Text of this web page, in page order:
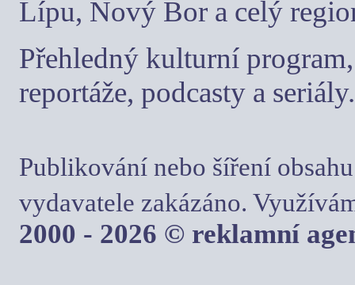
Lípu, Nový Bor a celý
Přehledný kulturní
reportáže, podcasty a seriály.
Publikování nebo šíření
vydavatele zakázáno.
2000 - 2026 © reklamní